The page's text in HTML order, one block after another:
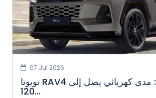
07 Jul 2026
تويوتا RAV4 الجديدة: مدى كهربائي يصل إلى
120...